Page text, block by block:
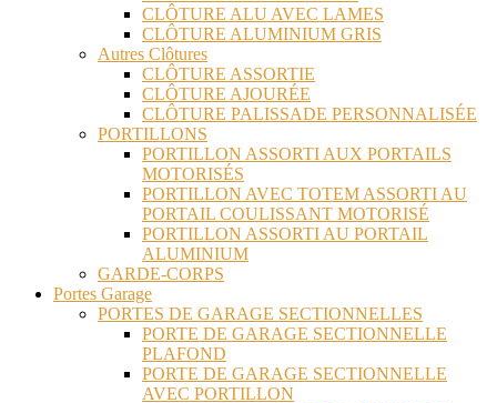
CLÔTURE ALU AVEC LAMES
CLÔTURE ALUMINIUM GRIS
Autres Clôtures
CLÔTURE ASSORTIE
CLÔTURE AJOURÉE
CLÔTURE PALISSADE PERSONNALISÉE
PORTILLONS
PORTILLON ASSORTI AUX PORTAILS
MOTORISÉS
PORTILLON AVEC TOTEM ASSORTI AU
PORTAIL COULISSANT MOTORISÉ
PORTILLON ASSORTI AU PORTAIL
ALUMINIUM
GARDE-CORPS
Portes Garage
PORTES DE GARAGE SECTIONNELLES
PORTE DE GARAGE SECTIONNELLE
PLAFOND
PORTE DE GARAGE SECTIONNELLE
AVEC PORTILLON